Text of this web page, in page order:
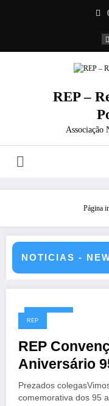
REP –
Associação
Página
NOTICIAS -
12 de julho de 2026 –
01/12/2021
REP
REP
Aniversário
Prezados
comemorativa dos 95